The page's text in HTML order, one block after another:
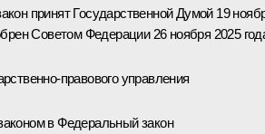
принят Государственной Думой 19
Советом Федерации 26 ноября 2025
правового управления
в Федеральный закон